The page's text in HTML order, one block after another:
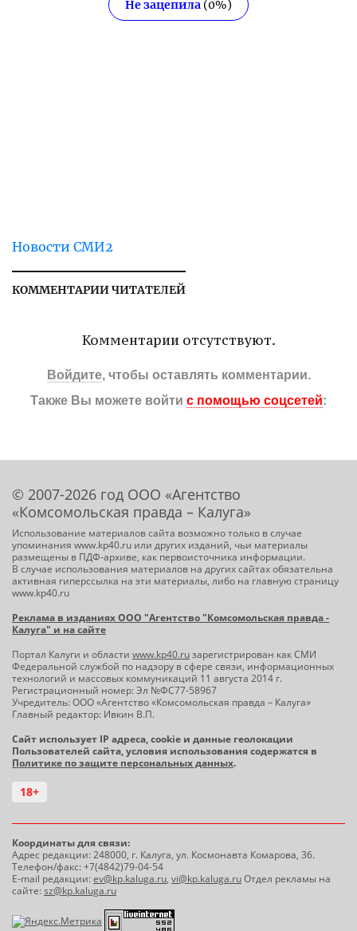
Не зацепила (0%)
Новости СМИ2
КОММЕНТАРИИ ЧИТАТЕЛЕЙ
Комментарии отсутствуют.
Войдите, чтобы оставлять комментарии.
Также Вы можете войти с помощью соцсетей:
© 2007-2026 год ООО «Агентство
«Комсомольская правда – Калуга»
Использование материалов сайта возможно только в случае
упоминания www.kp40.ru или других изданий, чьи материалы
размещены в ПДФ-архиве, как первоисточника информации.
В случае использования материалов на других сайтах обязательна
активная гиперссылка на эти материалы, либо на главную страницу
www.kp40.ru
Реклама в изданиях ООО "Агентство "Комсомольская правда -
Калуга" и на сайте
Портал Калуги и области www.kp40.ruзарегистрирован как СМИ
Федеральной службой по надзору в сфере связи, информационных
технологий и массовых коммуникаций 11 августа 2014 г.
Регистрационный номер: Эл №ФС77-58967
Учредитель: ООО «Агентство «Комсомольская правда – Калуга»
Главный редактор: Ивкин В.П.
Сайт использует IP адреса, cookie и данные геолокации
Пользователей сайта, условия использования содержатся в
Политике по защите персональных данных.
18+
Координаты для связи:
Адрес редакции: 248000, г. Калуга, ул. Космонавта Комарова, 36.
Телефон/факс: +7(4842)79-04-54
E-mail редакции:ev@kp.kaluga.ru, vi@kp.kaluga.ruОтдел рекламы на
сайте:sz@kp.kaluga.ru